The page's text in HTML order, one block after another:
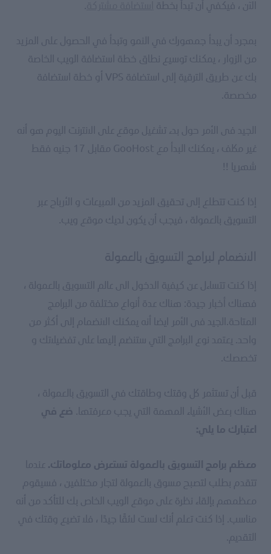
الآن ، فيكفي أن تبدأ بخطة
بمجرد أن يبدأ جمهورك في النمو وتبدأ في الحصول على المزيد
من الزوار ، يمكنك توسيع نطاق خطة استضافة الويب الخاصة
بك عن طريق الترقية إلى استضافة VPS أو خطة استضافة
مخصصة.
الجيد فى الأمر حول بدء تشغيل موقع على الانترنت اليوم هو أنه
غير مكلف ، يمكنك البدأ مع GooHost مقابل 17 جنيه فقط
شهريا !!
إذا كنت تتطلع إلى تحقيق المزيد من المبيعات و الأرباح عبر
التسويق بالعمولة ، فيجب أن يكون لديك موقع ويب.
الانضمام لبرامج التسويق بالعمولة
إذا كنت تتساءل عن كيفية الدخول الى عالم التسويق بالعمولة ،
فهناك أخبار جيدة: هناك عدة أنواع مختلفة من البرامج
المتاحة.الجيد فى الأمر ايضا أنه يمكنك الانضمام إلى أكثر من
واحد. يعتمد نوع البرامج التي ستنضم إليها على تفضيلاتك و
تخصصك.
قبل أن تستثمر كل وقتك وطاقتك في التسويق بالعمولة ،
هناك بعض الأشياء المهمة التي يجب معرفتها.
ضع في
اعتبارك ما يلي:
معظم برامج التسويق بالعمولة تستعرض معلوماتك. عندما
تتقدم بطلب لتصبح مسوق بالعمولة لتجار مختلفين ، فسيقوم
معظمهم بإلقاء نظرة على موقع الويب الخاص بك للتأكد من أنه
مناسب. إذا كنت تعلم أنك لست لائقًا جيدًا ، فلا تضيع وقتك في
التقديم.